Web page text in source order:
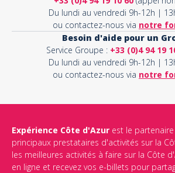
Du lundi au vendredi 9h-12h |
ou contactez-nous via notre
Besoin d'aide pour un
Service Groupe : +33 (0)4 94 19
Du lundi au vendredi 9h-12h |
ou contactez-nous via notre
Expérience Côte d'Azur est le
principaux prestataires d'activités sur la
les meilleures activités à faire sur la Côte
en ligne et recevez vos e-billets pour